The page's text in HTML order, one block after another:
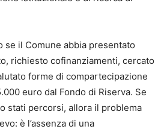
se il Comune abbia presentato
richiesto cofinanziamenti, cercato
forme di compartecipazione
euro dal Fondo di Riserva. Se
stati percorsi, allora il problema
è l’assenza di una